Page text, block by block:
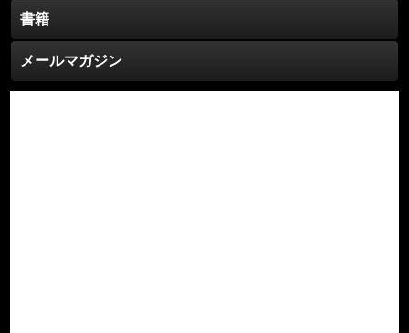
書籍
メールマガジン